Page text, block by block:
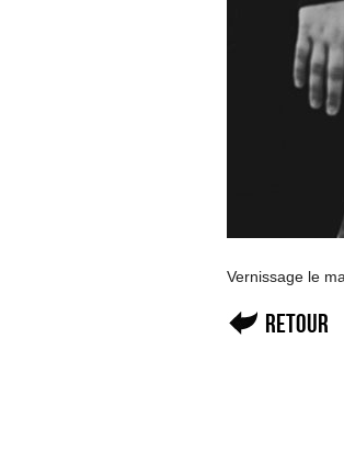
Vernissage le
Retour